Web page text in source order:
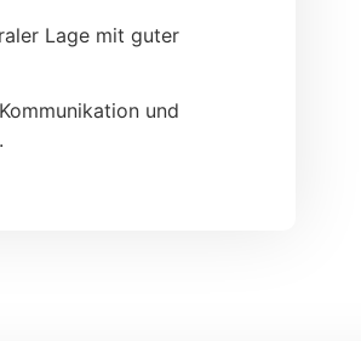
Lage mit guter
und